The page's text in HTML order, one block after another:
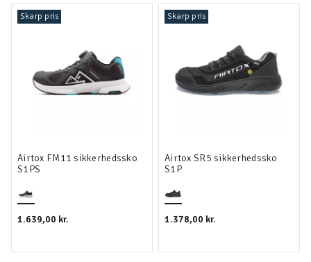
Skarp pris
Airtox FM11 sikkerhedssko
S1PS
1.639,00 kr.
Skarp pris
Airtox SR5 sikkerhedssko
S1P
1.378,00 kr.